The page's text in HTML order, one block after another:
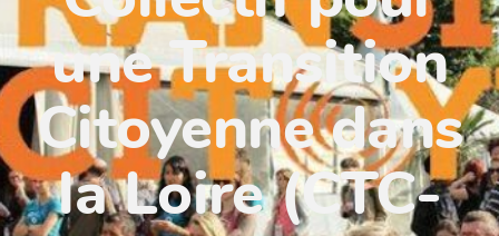
une Transition
Citoyenne dans
la Loire (CTC-